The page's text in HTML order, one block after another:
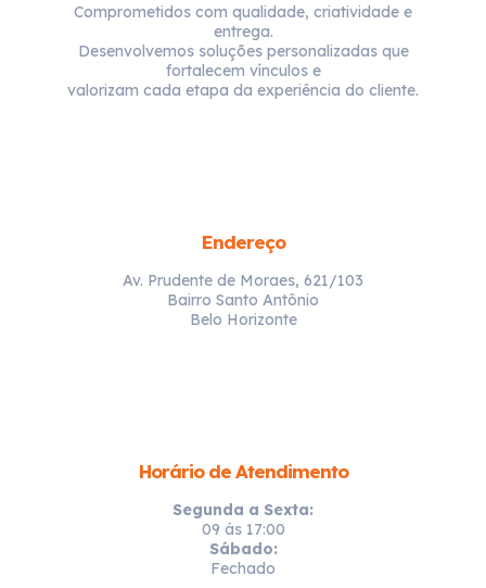
Comprometidos com qualidade, criatividade e
entrega.
Desenvolvemos soluções personalizadas que
fortalecem vínculos e
valorizam cada etapa da experiência do cliente.
Endereço
Av. Prudente de Moraes, 621/103
Bairro Santo Antônio
Belo Horizonte
Horário de Atendimento
Segunda a Sexta:
09 ás 17:00
Sábado:
Fechado